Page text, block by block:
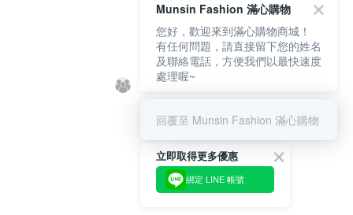
立即取得更多優惠
綁定 LINE 帳號
Munsin Fashion 滿心購物
您好，歡迎來到滿心購物商城！
有任何問題，請直接留下您的姓名
及聯絡電話，方便我們以最快速度
處理喔~
回覆至 Munsin Fashion 滿心購物